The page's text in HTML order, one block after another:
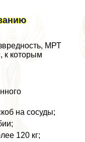
МРТ
к которым
на сосуды;
120 кг;